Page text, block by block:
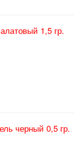
1,5 гр.
черный 0,5 гр.